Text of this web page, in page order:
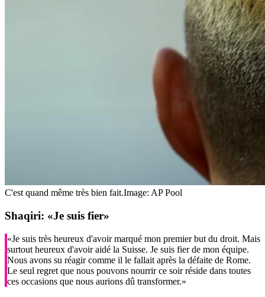
C'est quand même très bien fait.Image: AP Pool
Shaqiri: «Je suis fier»
«Je suis très heureux d'avoir marqué mon premier but du droit. Mais
surtout heureux d'avoir aidé la Suisse. Je suis fier de mon équipe.
Nous avons su réagir comme il le fallait après la défaite de Rome.
Le seul regret que nous pouvons nourrir ce soir réside dans toutes
ces occasions que nous aurions dû transformer.»